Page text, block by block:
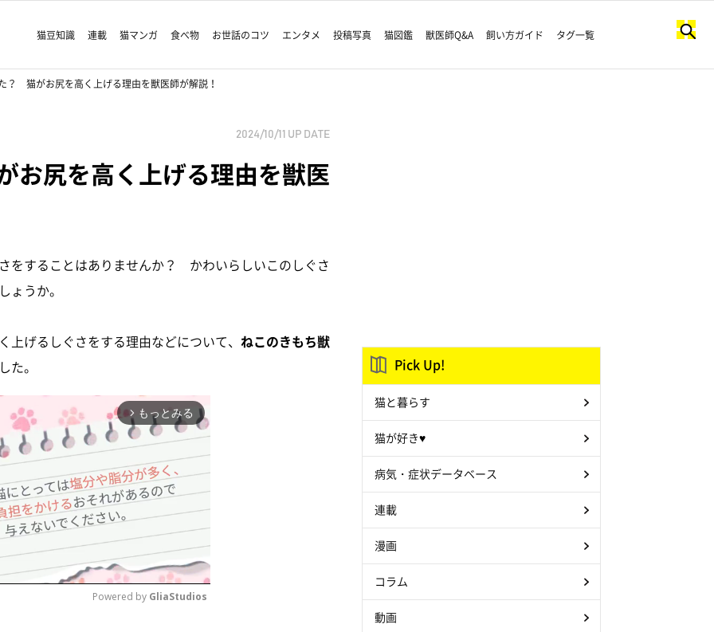
猫豆知識 連載 猫マンガ 食べ物 お世話のコツ エンタメ 投稿写真 猫図鑑 獣医師Q&A 飼い方ガイド タグ一覧
？ 猫がお尻を高く上げる理由を獣医師が解説！
2024/10/11 UP DATE
尻を高く上げる理由を獣医
をすることはありませんか？ かわいらしいこのしぐさ
ょうか。
げるしぐさをする理由などについて、 ねこのきもち獣
た。
arrow_forward_ios もっとみる
Powered by GliaStudios
Pick Up!
猫と暮らす
猫が好き♥
病気・症状データベース
連載
漫画
コラム
動画